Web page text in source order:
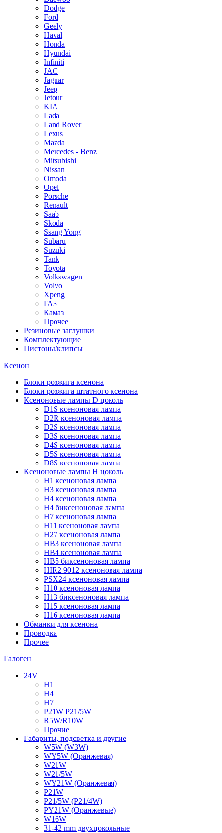
Dodge
Ford
Geely
Haval
Honda
Hyundai
Infiniti
JAC
Jaguar
Jeep
Jetour
KIA
Lada
Land Rover
Lexus
Mazda
Mercedes - Benz
Mitsubishi
Nissan
Omoda
Opel
Porsche
Renault
Saab
Skoda
Ssang Yong
Subaru
Suzuki
Tank
Toyota
Volkswagen
Volvo
Xpeng
ГАЗ
Камаз
Прочее
Резиновые заглушки
Комплектующие
Пистоны/клипсы
Ксенон
Блоки розжига ксенона
Блоки розжига штатного ксенона
Ксеноновые лампы D цоколь
D1S ксеноновая лампа
D2R ксеноновая лампа
D2S ксеноновая лампа
D3S ксеноновая лампа
D4S ксеноновая лампа
D5S ксеноновая лампа
D8S ксеноновая лампа
Ксеноновые лампы Н цоколь
H1 ксеноновая лампа
H3 ксеноновая лампа
H4 ксеноновая лампа
H4 биксеноновая лампа
H7 ксеноновая лампа
H11 ксеноновая лампа
H27 ксеноновая лампа
HB3 ксеноновая лампа
HB4 ксеноновая лампа
HB5 биксеноновая лампа
HIR2 9012 ксеноновая лампа
PSX24 ксеноновая лампа
H10 ксеноновая лампа
H13 биксеноновая лампа
H15 ксеноновая лампа
H16 ксеноновая лампа
Обманки для ксенона
Проводка
Прочее
Галоген
24V
H1
H4
H7
P21W P21/5W
R5W/R10W
Прочие
Габариты, подсветка и другие
W5W (W3W)
WY5W (Оранжевая)
W21W
W21/5W
WY21W (Оранжевая)
P21W
P21/5W (P21/4W)
PY21W (Оранжевые)
W16W
31-42 mm двухцокольные